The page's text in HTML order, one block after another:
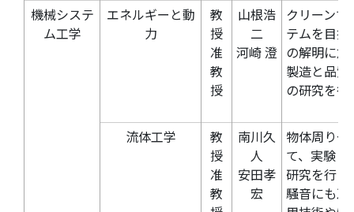
機械システ
ム工学
エネルギーと動
力
教
授
准
教
授
山根浩
二
河崎澄
クリーン
テムを目
の解明に
製造と品
の研究を行
流体工学
教
授
准
教
南川久
人
安田孝
宏
物体周り
て、実験
研究を行っ
騒音にも及